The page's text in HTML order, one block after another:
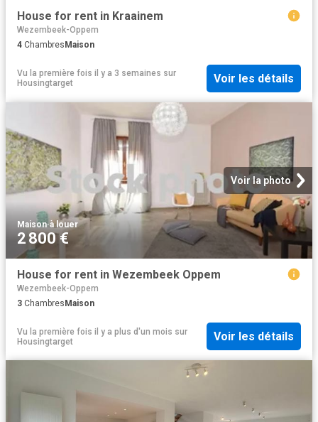
House for rent in Kraainem
Wezembeek-Oppem
4 Chambres Maison
Vu la première fois il y a 3 semaines sur
Housingtarget
Voir les détails
Voir la photo
Maison·à louer
2 800 €
House for rent in Wezembeek Oppem
Wezembeek-Oppem
3 ChambresMaison
Vu la première fois il y a plus d'un mois sur
Housingtarget
Voir les détails